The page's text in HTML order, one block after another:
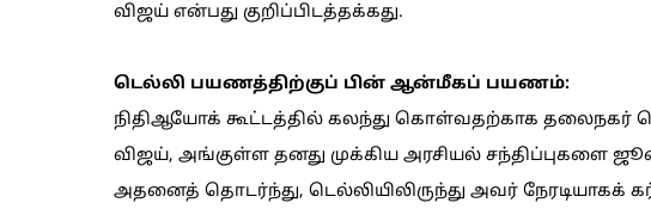
விஜய் என்பது குறிப்பிடத்தக்கது.
டெல்லி பயணத்திற்குப் பின் ஆன்மீகப் பயணம்:
நிதிஆயோக் கூட்டத்தில் கலந்து கொள்வதற்காக தலைநகர்
விஜய், அங்குள்ள தனது முக்கிய அரசியல் சந்திப்புகளை
அதனைத் தொடர்ந்து, டெல்லியிலிருந்து அவர் நேரடியாகக்